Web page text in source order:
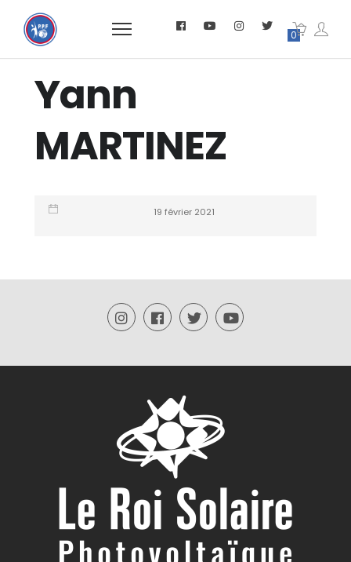
0
Yann
MARTINEZ
19 février 2021